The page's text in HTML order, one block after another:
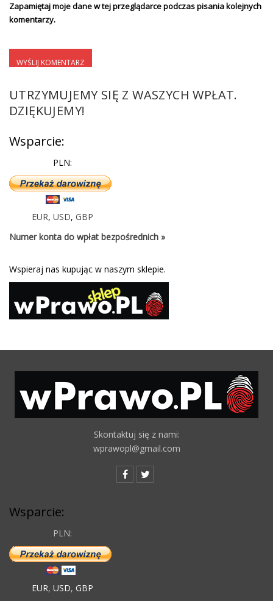
Zapamiętaj moje dane w tej przeglądarce podczas pisania kolejnych
komentarzy.
UTRZYMUJEMY SIĘ Z WASZYCH WPŁAT.
DZIĘKUJEMY!
Wsparcie:
PLN:
EUR, USD, GBP
Numer konta do wpłat bezpośrednich »
Wspieraj nas kupując w naszym sklepie.
Skontaktuj się z nami:
wprawopl@gmail.com
Wsparcie:
PLN:
EUR, USD, GBP